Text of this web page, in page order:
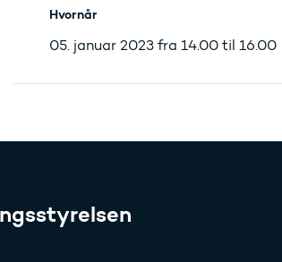
Hvornår
05. januar 2023 fra 14.00 til 16.00